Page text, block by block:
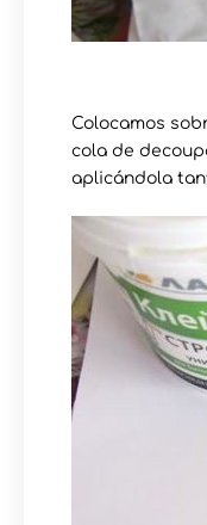
Colocamos
cola de
aplicándola